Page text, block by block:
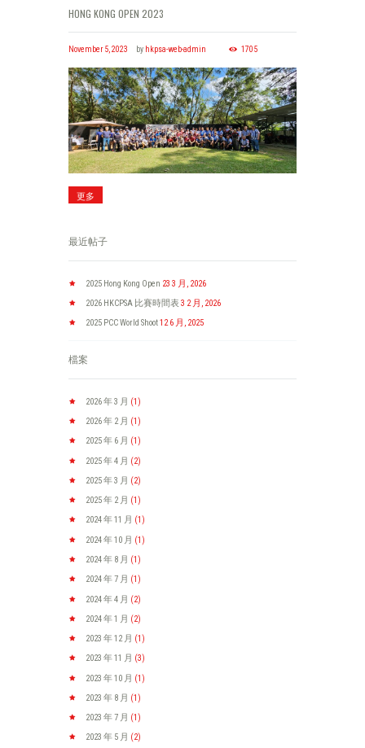
HONG KONG OPEN 2023
November 5, 2023 by hkpsa-web-admin 1705
更多
最近帖子
2025 Hong Kong Open 23 3 月, 2026
2026 HKCPSA 比賽時間表 3 2 月, 2026
2025 PCC World Shoot12 6 月, 2025
檔案
2026 年 3 月 (1)
2026 年 2 月 (1)
2025 年 6 月 (1)
2025 年 4 月 (2)
2025 年 3 月 (2)
2025 年 2 月 (1)
2024 年 11 月 (1)
2024 年 10 月 (1)
2024 年 8 月 (1)
2024 年 7 月 (1)
2024 年 4 月 (2)
2024 年 1 月 (2)
2023 年 12 月 (1)
2023 年 11 月 (3)
2023 年 10 月 (1)
2023 年 8 月 (1)
2023 年 7 月 (1)
2023 年 5 月 (2)